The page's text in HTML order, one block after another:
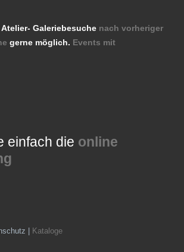
Galeriebesuche nach vorheriger
gerne möglich. Events mit
einfach die online
| Kataloge